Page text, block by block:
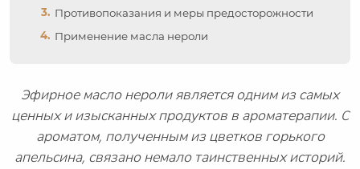
Противопоказания и меры предосторожности
Применение масла нероли
Эфирное масло нероли является одним из самых
ценных и изысканных продуктов в ароматерапии. С
ароматом, полученным из цветков горького
апельсина, связано немало таинственных историй.